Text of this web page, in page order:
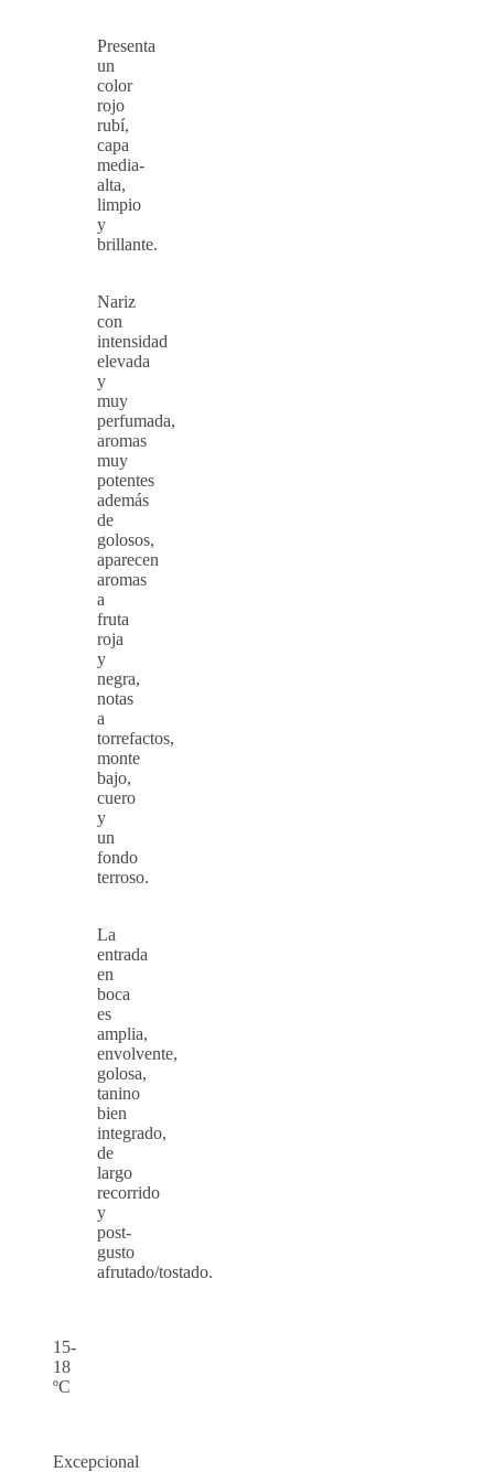
Presenta
un
color
rojo
rubí,
capa
media-
alta,
limpio
y
brillante.
Nariz
con
intensidad
elevada
y
muy
perfumada,
aromas
muy
potentes
además
de
golosos,
aparecen
aromas
a
fruta
roja
y
negra,
notas
a
torrefactos,
monte
bajo,
cuero
y
un
fondo
terroso.
La
entrada
en
boca
es
amplia,
envolvente,
golosa,
tanino
bien
integrado,
de
largo
recorrido
y
post-
gusto
afrutado/tostado.
15-
18
ºC
Excepcional